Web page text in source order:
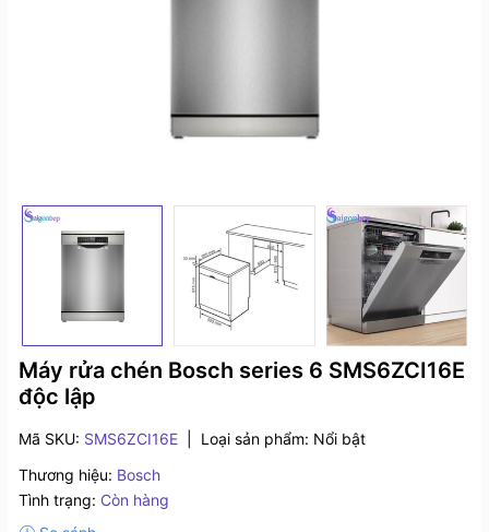
Máy rửa chén Bosch series 6 SMS6ZCI16E
độc lập
Mã SKU: SMS6ZCI16E Loại sản phẩm: Nổi bật
Thương hiệu: Bosch
Tình trạng: Còn hàng